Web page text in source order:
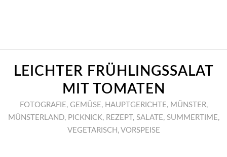
LEICHTER FRÜHLINGSSALAT
MIT TOMATEN
FOTOGRAFIE, GEMÜSE, HAUPTGERICHTE, MÜNSTER,
MÜNSTERLAND, PICKNICK, REZEPT , SALATE, SUMMERTIME,
VEGETARISCH , VORSPEISE